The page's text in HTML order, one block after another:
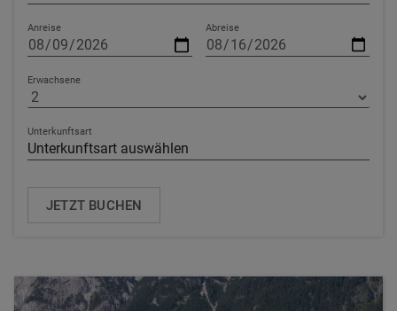
Anreise Abreise
Erwachsene
Unterkunftsart
JETZT BUCHEN